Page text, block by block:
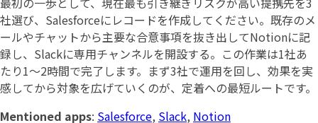
社選び、Salesforceにレコードを作成してください。既存のメ
ールやチャットから主要な合意事項を抜き出してNotionに記
録し、Slackに専用チャンネルを開設する。この作業は1社あ
たり1〜2時間で完了します。まず3社で運用を回し、効果を実
感してから対象を広げていくのが、定着への最短ルートです。
Mentioned apps: Salesforce, Slack, Notion